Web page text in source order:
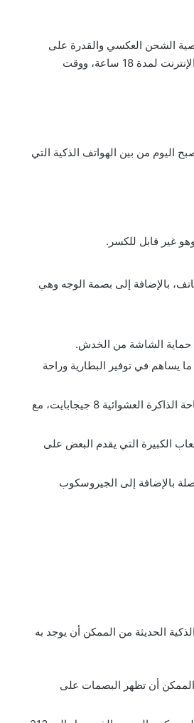
كما أنه يدعم خاصية الشحن العكسي والقدرة على
استخدامها باور بنك، ومن الممكن التحدث من خلال الهاتف لمدة 40 ساعة وإمكانية تصفح الإنترنت لمدة 18 ساعة، ووقت
من إضافة الكثير من المزايا الهامة إلى هاتفها الجديد إم 51 حتى أصبح اليوم من بين الهواتف الذكية التي
غير قابل للكسر.
بالإضافة إلى بصمة الوجه وهي
حماية الشاشة من الخدش.
يساهم في توفير البطارية وراحة
الهاتف متوفر بالأسواق بنسخة واحدة فقط مساحة 128 جيجا بايت، بالإضافة إلى مساحة الذاكرة العشوائية 8 جيجابايت، مع
الكبيرة التي يقدم البعض على
بالإضافة إلى الجيروسكوب
الحديثة من الممكن أن يوجد به
الممكن أن تظهر البصمات على